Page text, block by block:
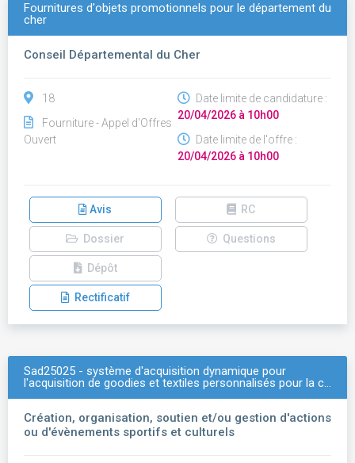
Fournitures d'objets promotionnels pour le département du
cher
Conseil Départemental du Cher
18
Fourniture - Appel d'Offres
Ouvert
Date limite de candidature :
20/04/2026 à 10h00
Date limite de l'offre :
20/04/2026 à 10h00
Avis RC
Dossier Questions
Dépôt
Rectificatif
Sad25025 - système d'acquisition dynamique pour
l'acquisition de goodies et textiles personnalisés pour la c…
Création, organisation, soutien et/ou gestion d'actions
ou d'évènements sportifs et culturels